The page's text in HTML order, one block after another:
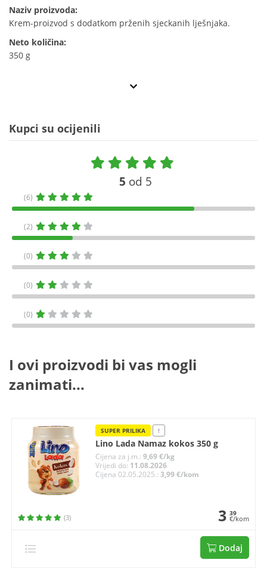
Naziv proizvoda:
Krem-proizvod s dodatkom prženih sjeckanih lješnjaka.
Neto količina:
350 g
Kupci su ocijenili
5 od 5
(6)
(2)
(0)
(0)
(0)
I ovi proizvodi bi vas mogli
zanimati...
SUPER PRILIKA !
Lino Lada Namaz kokos 350 g
Cijena za j.m.:9,69 €/kg
Vrijedi do: 11.08.2026
Cijena 02.05.2025.:3,99 €/kom
(3) 3 39
€/kom
Dodaj